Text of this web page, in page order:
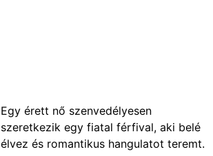
Egy érett nő szenvedélyesen
szeretkezik egy fiatal férfival, aki belé
élvez és romantikus hangulatot teremt.